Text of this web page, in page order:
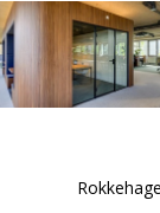
Rokkehage